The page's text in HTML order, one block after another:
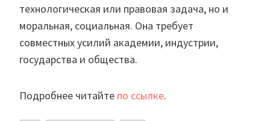
технологическая или правовая задача, но и
моральная, социальная. Она требует
совместных усилий академии, индустрии,
государства и общества.
Подробнее читайте по ссылке.